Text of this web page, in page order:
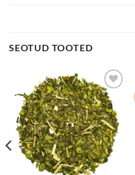
SEOTUD TOOTED
Lisa
lemmikuks